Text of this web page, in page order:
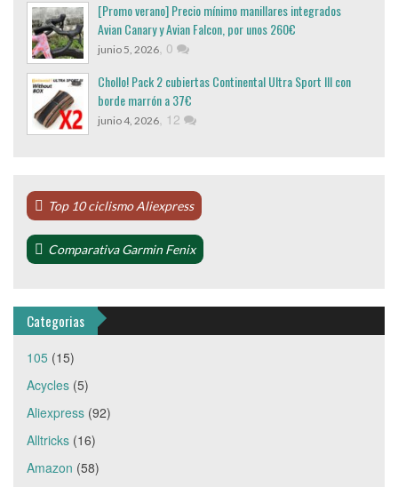
[Promo verano] Precio mínimo manillares integrados
Avian Canary y Avian Falcon, por unos 260€
junio 5, 2026, 0
Chollo! Pack 2 cubiertas Continental Ultra Sport III con
borde marrón a 37€
junio 4, 2026, 12
Top 10 ciclismo Aliexpress
Comparativa Garmin Fenix
Categorias
105 (15)
Acycles (5)
Aliexpress (92)
Alltricks (16)
Amazon (58)